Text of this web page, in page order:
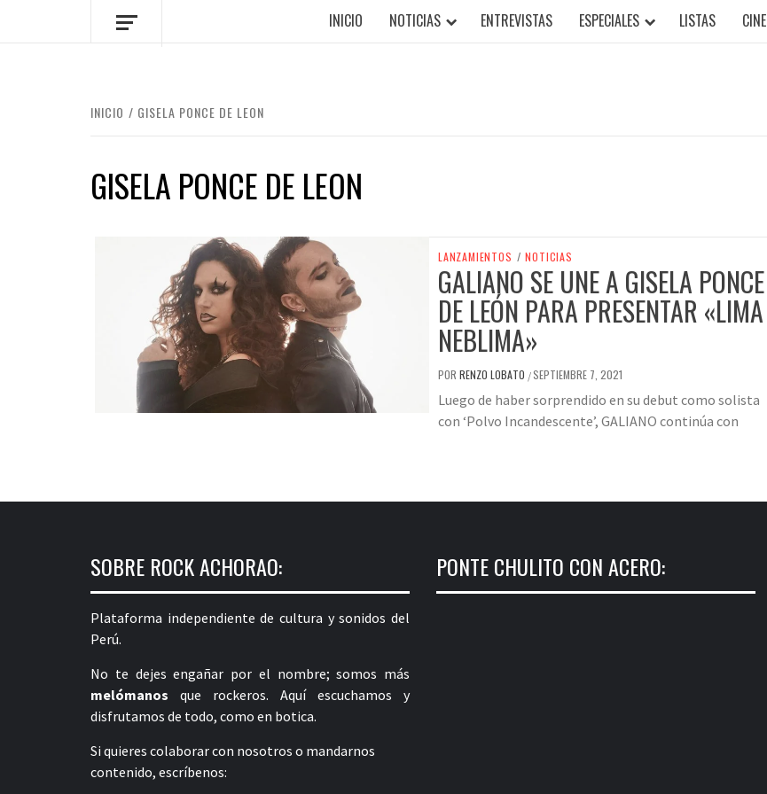
INICIO NOTICIAS ENTREVISTAS ESPECIALES LISTAS CINE
INICIO GISELA PONCE DE LEON
GISELA PONCE DE LEON
LANZAMIENTOS / NOTICIAS
GALIANO SE UNE A GISELA PONCE
DE LEÓN PARA PRESENTAR «LIMA
NEBLIMA»
POR RENZO LOBATO /SEPTIEMBRE 7, 2021
Luego de haber sorprendido en su debut como solista
con ‘Polvo Incandescente’, GALIANO continúa con
SOBRE ROCK ACHORAO:
Plataforma independiente de cultura y sonidos del
Perú.
No te dejes engañar por el nombre; somos más
melómanos que rockeros. Aquí escuchamos y
disfrutamos de todo, como en botica.
Si quieres colaborar con nosotros o mandarnos
contenido, escríbenos:
PONTE CHULITO CON ACERO: